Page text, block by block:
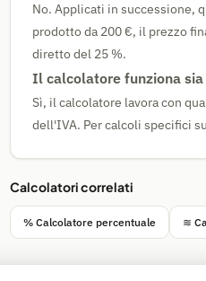
No. Applicati in successione,
prodotto da 200 €, il prezzo
diretto del 25 %.
Il calcolatore funziona
Sì, il calcolatore lavora con
dell'IVA. Per calcoli specifici
Calcolatori correlati
% Calcolatore percentuale ≋